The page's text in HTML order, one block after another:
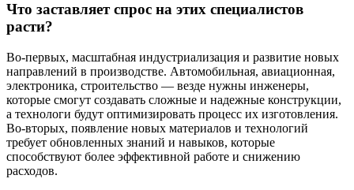
Что заставляет спрос на этих специалистов
расти?
Во-первых, масштабная индустриализация и развитие новых
направлений в производстве. Автомобильная, авиационная,
электроника, строительство — везде нужны инженеры,
которые смогут создавать сложные и надежные конструкции,
а технологи будут оптимизировать процесс их изготовления.
Во-вторых, появление новых материалов и технологий
требует обновленных знаний и навыков, которые
способствуют более эффективной работе и снижению
расходов.